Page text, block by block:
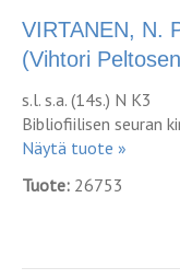
VIRTANEN, N.
(Vihtori
s.l. s.a. (14s.) N K3
Bibliofiilisen seuran
Näytä tuote »
Tuote: 26753